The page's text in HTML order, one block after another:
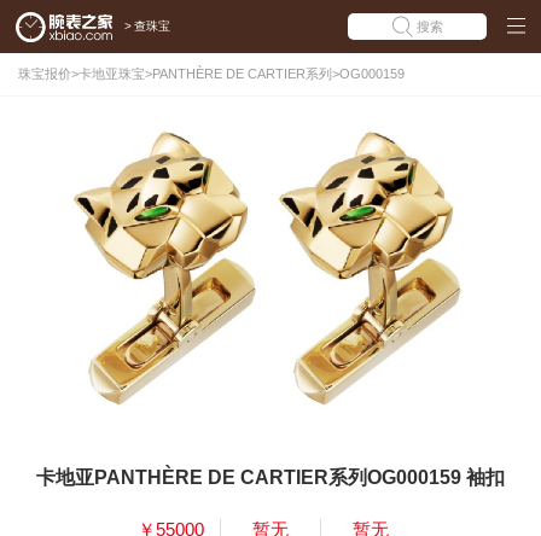
> 查珠宝 搜索
珠宝报价>卡地亚珠宝>PANTHÈRE DE CARTIER系列 >OG000159
卡地亚PANTHÈRE DE CARTIER系列OG000159 袖扣
￥55000 暂无 暂无